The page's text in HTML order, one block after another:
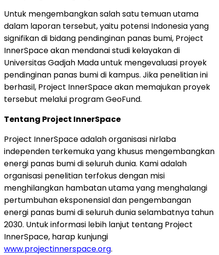
Untuk mengembangkan salah satu temuan utama
dalam laporan tersebut, yaitu potensi Indonesiayang
signifikan di bidang pendinginan panas bumi, Project
InnerSpace akan mendanai studi kelayakan di
Universitas Gadjah Mada untuk mengevaluasi proyek
pendinginan panas bumi di kampus. Jika penelitian ini
berhasil, Project InnerSpace akan memajukan proyek
tersebut melalui program GeoFund.
Tentang Project InnerSpace
Project InnerSpace adalah organisasi nirlaba
independen terkemuka yang khusus mengembangkan
energi panas bumi di seluruh dunia. Kami adalah
organisasi penelitian terfokus dengan misi
menghilangkan hambatan utama yang menghalangi
pertumbuhan eksponensial dan pengembangan
energi panas bumi di seluruh dunia selambatnya tahun
2030. Untuk informasi lebih lanjut tentang Project
InnerSpace, harap kunjungi
www.projectinnerspace.org.